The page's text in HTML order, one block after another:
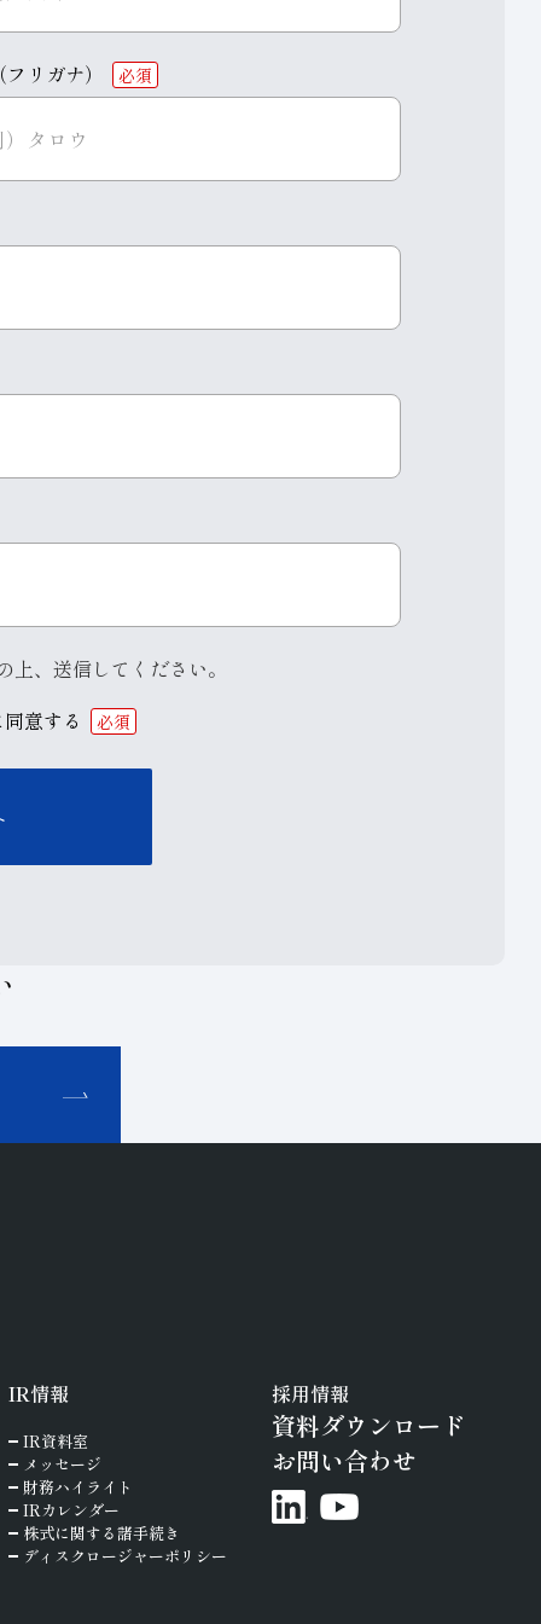
リガナ） 必須
上、送信してください。
意する
必須
IR情報
IR資料室
メッセージ
財務ハイライト
IRカレンダー
株式に関する諸手続き
ディスクロージャーポリシー
採用情報
資料ダウンロード
お問い合わせ